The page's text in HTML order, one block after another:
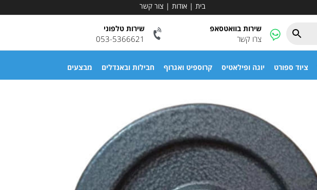
בית | אודות | צור קשר
שירות בוואטסאפ
צרו קשר
שירות טלפוני
053-5366621
ציוד ספורט יוגה ופילאטיס קרוספיט ואגרוף חבילות ובאנדלים מבצעים